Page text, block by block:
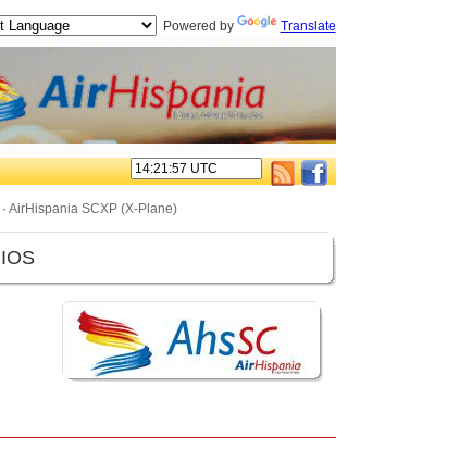
Powered by Translate
· AirHispania SCXP (X-Plane)